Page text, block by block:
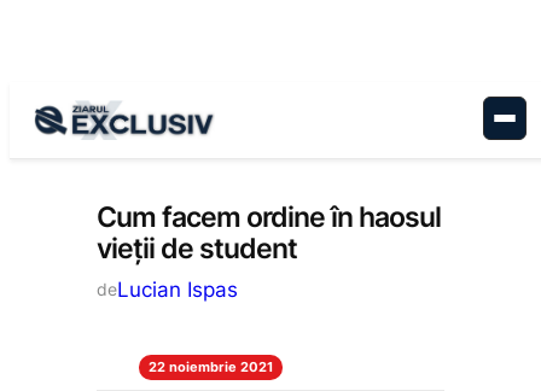
Educație, Stiri la zi
Cum facem ordine în haosul
vieții de student
deLucian Ispas
22 noiembrie 2021